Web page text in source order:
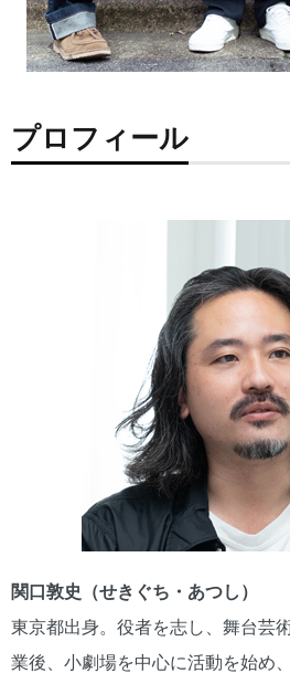
プロフィール
関口敦史（せきぐち・あつし）
東京都出身。役者を志し、舞台芸
業後、小劇場を中心に活動を始め